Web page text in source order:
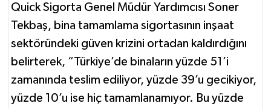
Quick Sigorta Genel Müdür Yardımcısı Soner
Tekbaş, bina tamamlama sigortasının inşaat
sektöründeki güven krizini ortadan kaldırdığını
belirterek, “Türkiye’de binaların yüzde 51’i
zamanında teslim ediliyor, yüzde 39’u gecikiyor,
yüzde 10’u ise hiç tamamlanamıyor. Bu yüzde